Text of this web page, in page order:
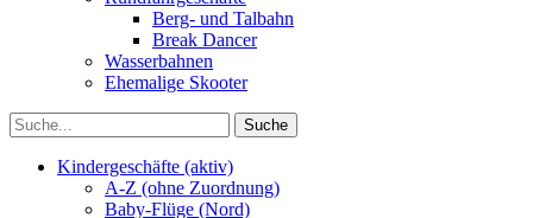
Berg- und Talbahn
Break Dancer
Wasserbahnen
Ehemalige Skooter
Kindergeschäfte (aktiv)
A-Z (ohne Zuordnung)
Baby-Flüge (Nord)